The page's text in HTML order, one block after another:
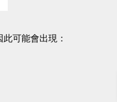
可能會出現：